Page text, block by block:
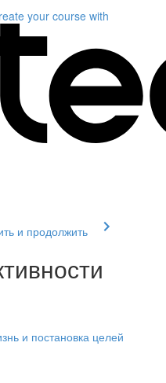
your course with
и продолжить
и постановка целей